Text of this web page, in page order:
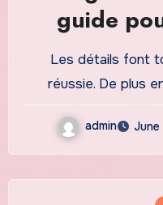
guide
Les détails font
réussie. De plus
admin